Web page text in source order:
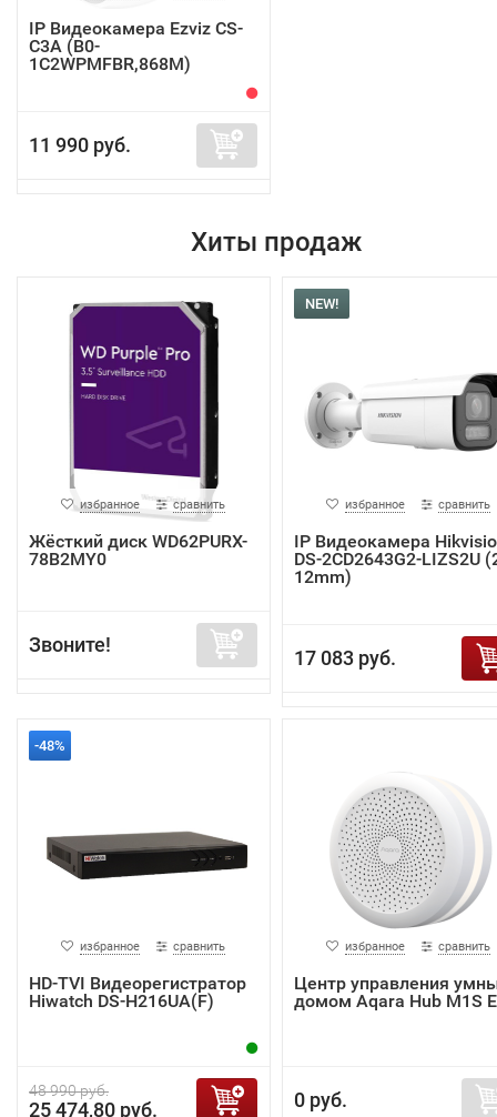
IP Видеокамера Ezviz CS-
C3A (B0-
1C2WPMFBR,868M)
11 990 руб.
Хиты продаж
избранное сравнить
Жёсткий диск WD62PURX-
78B2MY0
Звоните!
NEW!
избранное сравнить
IP Видеокамера
DS-2CD2643G2-LIZS2U
12mm)
17 083 руб.
-48%
избранное сравнить
HD-TVI Видеорегистратор
Hiwatch DS-H216UA(F)
48 990 руб.
25 474,80 руб.
избранное сравнить
Центр управления
домом Aqara Hub M1S
0 руб.